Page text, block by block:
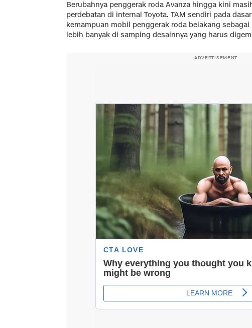
Berubahnya penggerak roda Avanza hingga kini
perdebatan di internal Toyota. TAM sendiri pada
kemampuan mobil penggerak roda belakang
lebih banyak di samping desainnya yang harus
ADVERTISEMENT